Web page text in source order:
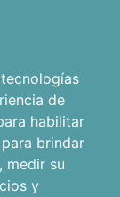
de
habilitar
para brindar
, medir su
y